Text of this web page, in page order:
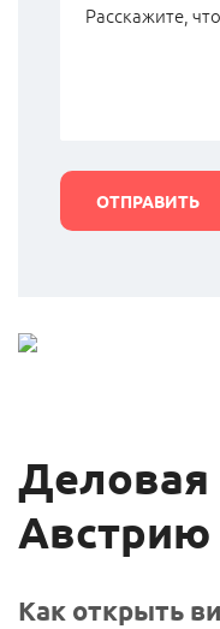
Деловая
Австрию
Как открыть